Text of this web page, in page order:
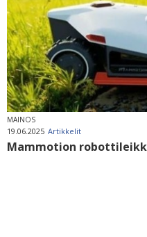
MAINOS
19.06.2025 Artikkelit
Mammotion